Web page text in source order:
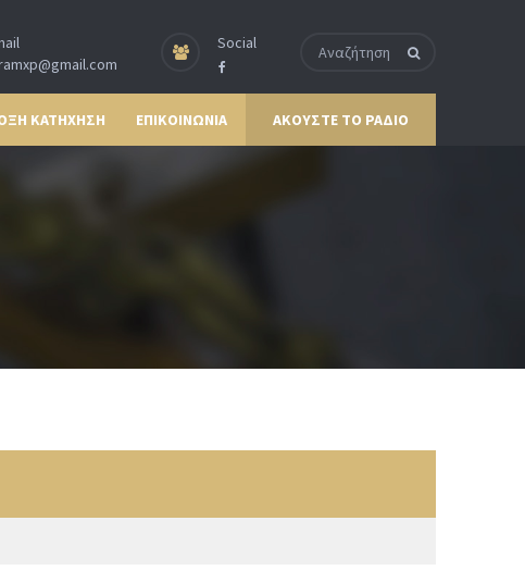
Social
ΚΑΤΗΧΗΣΗ ΕΠΙΚΟΙΝΩΝΙΑ ΑΚΟΥΣΤΕ ΤΟ ΡΑΔΙΟ